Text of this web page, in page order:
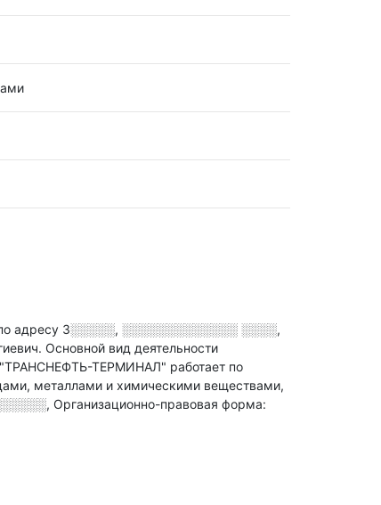
адресу 3░░░░░, ░░░░░░░░░░░░░ ░░░░,
Основной вид деятельности
ТЕРМИНАЛ" работает по
металлами и химическими веществами,
, Организационно-правовая форма: